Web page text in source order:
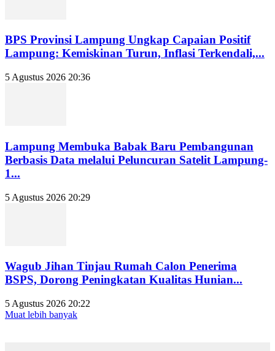
BPS Provinsi Lampung Ungkap Capaian Positif
Lampung: Kemiskinan Turun, Inflasi Terkendali,...
5 Agustus 2026 20:36
Lampung Membuka Babak Baru Pembangunan
Berbasis Data melalui Peluncuran Satelit Lampung-
1...
5 Agustus 2026 20:29
Wagub Jihan Tinjau Rumah Calon Penerima
BSPS, Dorong Peningkatan Kualitas Hunian...
5 Agustus 2026 20:22
Muat lebih banyak